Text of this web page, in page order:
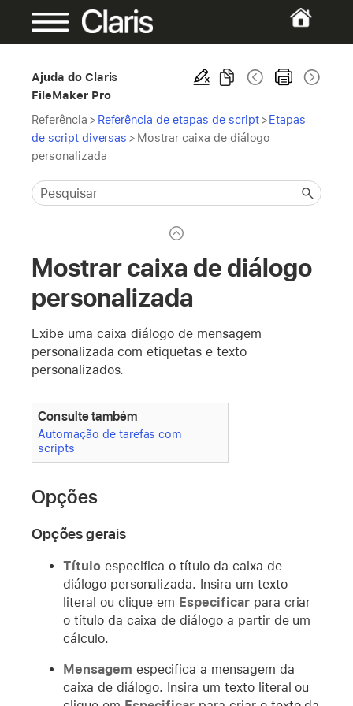
Ajuda do Claris
FileMaker Pro
Referência > Referência de etapas de script >Etapas
de script diversas > Mostrar caixa de diálogo
personalizada
Mostrar caixa de diálogo
personalizada
Exibe uma caixa diálogo de mensagem
personalizada com etiquetas e texto
personalizados.
Consulte também
Automação de tarefas com
scripts
Opções
Opções gerais
Títuloespecifica o título da caixa de
diálogo personalizada. Insira um texto
literal ou clique em Especificarpara criar
o título da caixa de diálogo a partir de um
cálculo.
Mensagem especifica a mensagem da
caixa de diálogo. Insira um texto literal ou